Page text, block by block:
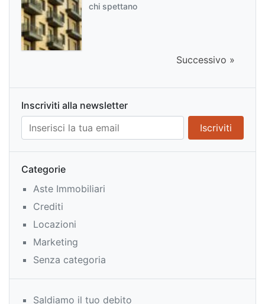
chi spettano
Successivo »
Inscriviti alla newsletter
Categorie
Aste Immobiliari
Crediti
Locazioni
Marketing
Senza categoria
Saldiamo il tuo debito